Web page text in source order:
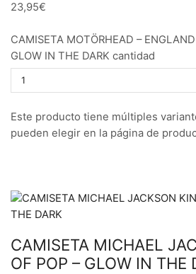
23,95€
CAMISETA MOTÖRHEAD –
GLOW IN THE DARK cantidad
Este producto tiene múltiples
pueden elegir en la página de
CAMISETA MICHAEL
OF POP – GLOW IN THE